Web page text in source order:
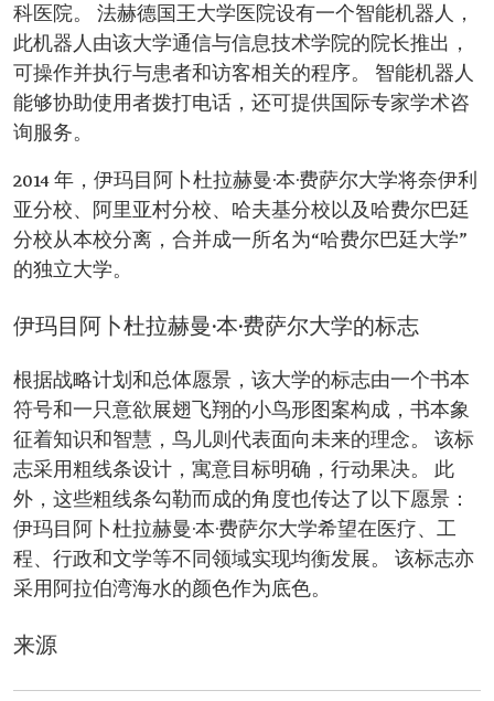
科医院。 法赫德国王大学医院设有一个智能机器人，
此机器人由该大学通信与信息技术学院的院长推出，
可操作并执行与患者和访客相关的程序。 智能机器人
能够协助使用者拨打电话，还可提供国际专家学术咨
询服务。
2014 年，伊玛目阿卜杜拉赫曼·本·费萨尔大学将奈伊利
亚分校、阿里亚村分校、哈夫基分校以及哈费尔巴廷
分校从本校分离，合并成一所名为“哈费尔巴廷大学”
的独立大学。
伊玛目阿卜杜拉赫曼·本·费萨尔大学的标志
根据战略计划和总体愿景，该大学的标志由一个书本
符号和一只意欲展翅飞翔的小鸟形图案构成，书本象
征着知识和智慧，鸟儿则代表面向未来的理念。 该标
志采用粗线条设计，寓意目标明确，行动果决。 此
外，这些粗线条勾勒而成的角度也传达了以下愿景：
伊玛目阿卜杜拉赫曼·本·费萨尔大学希望在医疗、工
程、行政和文学等不同领域实现均衡发展。 该标志亦
采用阿拉伯湾海水的颜色作为底色。
来源